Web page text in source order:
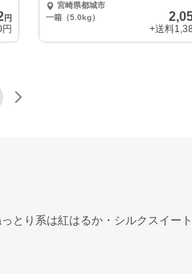
円
宮崎県都城市
一箱（5.0kg）
+送料
り系は紅はるか・シルクスイー